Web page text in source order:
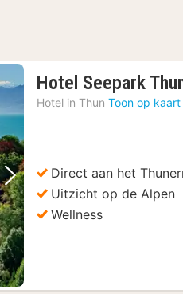
Volgende foto
Hotel Seepark
Hotel in Thun Toon op kaart
Direct aan het
Uitzicht op de Alpen
Wellness